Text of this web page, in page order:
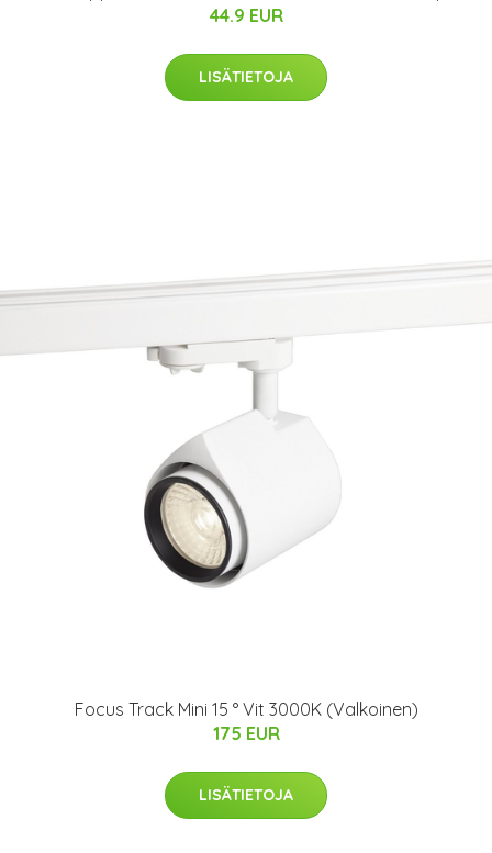
44.9 EUR
LISÄTIETOJA
Focus Track Mini 15 ° Vit 3000K (Valkoinen)
175 EUR
LISÄTIETOJA